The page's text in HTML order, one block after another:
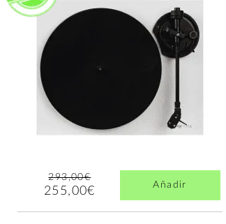
293,00€
255,00€ Añadir